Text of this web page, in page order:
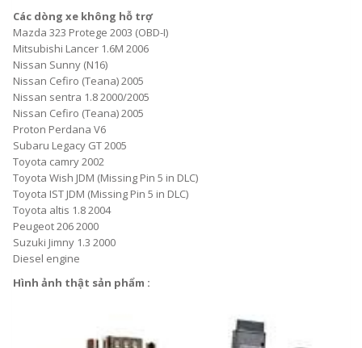
Các dòng xe không hỗ trợ
Mazda 323 Protege 2003 (OBD-I)
Mitsubishi Lancer 1.6M 2006
Nissan Sunny (N16)
Nissan Cefiro (Teana) 2005
Nissan sentra 1.8 2000/2005
Nissan Cefiro (Teana) 2005
Proton Perdana V6
Subaru Legacy GT 2005
Toyota camry 2002
Toyota Wish JDM (Missing Pin 5 in DLC)
Toyota IST JDM (Missing Pin 5 in DLC)
Toyota altis 1.8 2004
Peugeot 206 2000
Suzuki Jimny 1.3 2000
Diesel engine
Hình ảnh thật sản phẩm :